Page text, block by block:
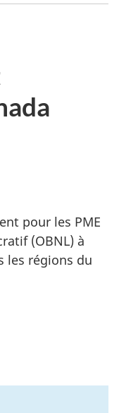
pour les PME
(OBNL) à
les régions du